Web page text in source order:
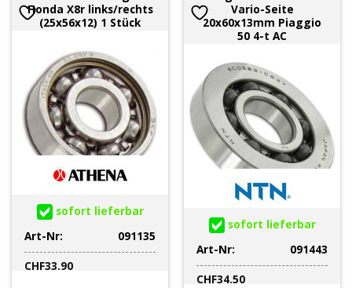
Honda X8r links/rechts
(25x56x12) 1 Stück
sofort lieferbar
Art-Nr:
091135
CHF33.90
Vario-Seite
20x60x13mm Piaggio
50 4-t AC
sofort lieferbar
Art-Nr:
091443
CHF34.50